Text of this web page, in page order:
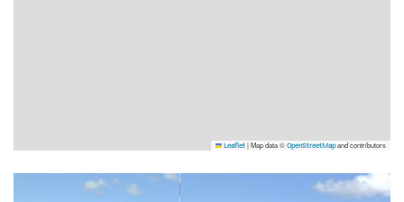
Leaflet |Map data © OpenStreetMapand contributors